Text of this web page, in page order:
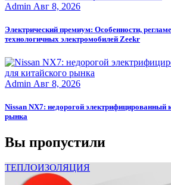
Admin Авг 8, 2026
Электрический премиум: Особенности,
технологичных электромобилей Zeekr
Admin Авг 8, 2026
Nissan NX7: недорогой электрифицированный
рынка
Вы пропустили
ТЕПЛОИЗОЛЯЦИЯ